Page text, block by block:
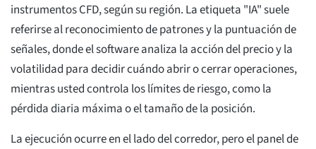
instrumentos CFD, según su región. La etiqueta "IA" suele
referirse al reconocimiento de patrones y la puntuación de
señales, donde el software analiza la acción del precio y la
volatilidad para decidir cuándo abrir o cerrar operaciones,
mientras usted controla los límites de riesgo, como la
pérdida diaria máxima o el tamaño de la posición.
La ejecución ocurre en el lado del corredor, pero el panel de